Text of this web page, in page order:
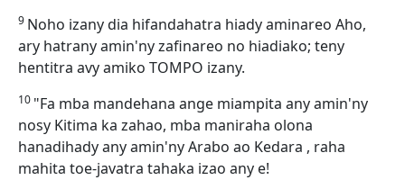
9 Noho izany dia hifandahatra hiady aminareo Aho,
ary hatrany amin'ny zafinareo no hiadiako; teny
hentitra avy amiko TOMPO izany.
10 "Fa mba mandehana ange miampita any amin'ny
nosy Kitima ka zahao, mba maniraha olona
hanadihady any amin'ny Arabo ao Kedara , raha
mahita toe-javatra tahaka izao any e!